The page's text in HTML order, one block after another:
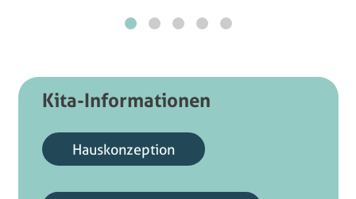
Kita-Informationen
Hauskonzeption